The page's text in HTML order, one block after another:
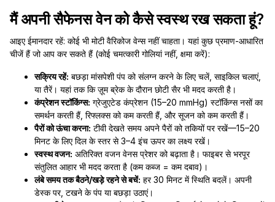
मैं अपनी सैफेनस वेन को कैसे स्वस्थ रख सकता हूं?
आइए ईमानदार रहें: कोई भी मोटी वैरिकोज वेन्स नहीं चाहता। यहां कुछ प्रमाण-आधारित
चीजें हैं जो आप कर सकते हैं (कोई चमत्कारी गोलियां नहीं, क्षमा करें):
सक्रिय रहें: बछड़ा मांसपेशी पंप को संलग्न करने के लिए चलें, साइकिल चलाएं,
या तैरें। यहां तक कि ज़ूम ब्रेक के दौरान छोटी सैर भी मदद करती है।
कंप्रेशन स्टॉकिंग्स: ग्रेजुएटेड कंप्रेशन (15–20 mmHg) स्टॉकिंग्स नसों का
समर्थन करती हैं, रिफ्लक्स को कम करती हैं, और सूजन को कम करती हैं।
पैरों को ऊंचा करना: टीवी देखते समय अपने पैरों को तकियों पर रखें—15–20
मिनट के लिए दिल के स्तर से 3–4 इंच ऊपर का लक्ष्य रखें।
स्वस्थ वजन: अतिरिक्त वजन वेनस प्रेशर को बढ़ाता है। फाइबर से भरपूर
संतुलित आहार भी मदद करता है (कम कब्ज = कम दबाव)।
लंबे समय तक बैठने/खड़े रहने से बचें: हर 30 मिनट में स्थिति बदलें। अपनी
डेस्क पर, टखने के पंप या बछड़ा उठाएं।